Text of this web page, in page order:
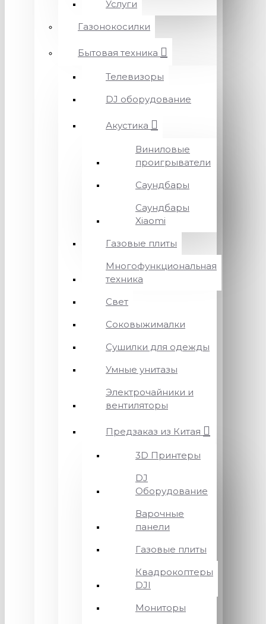
Услуги
Газонокосилки
Бытовая техника
Телевизоры
DJ оборудование
Акустика
Виниловые
проигрыватели
Саундбары
Саундбары
Xiaomi
Газовые плиты
Многофункциональная
техника
Свет
Соковыжималки
Сушилки для одежды
Умные унитазы
Электрочайники и
вентиляторы
Предзаказ из Китая
3D Принтеры
DJ
Оборудование
Варочные
панели
Газовые плиты
Квадрокоптеры
DJI
Мониторы